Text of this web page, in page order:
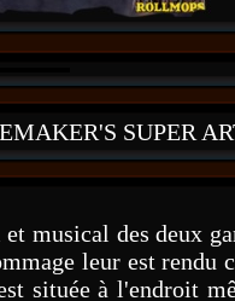
SUPER
musical des deux
leur est rendu
située à l'endroit